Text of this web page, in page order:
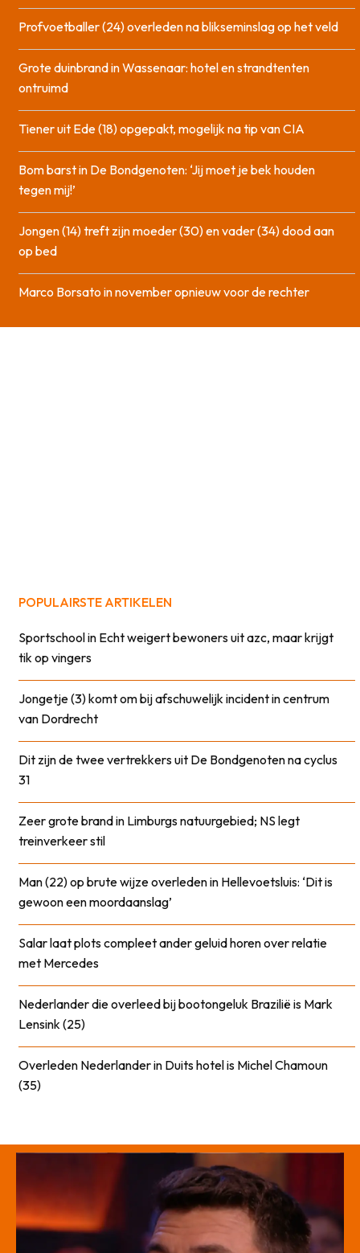
Profvoetballer (24) overleden na blikseminslag op het veld
Grote duinbrand in Wassenaar: hotel en strandtenten
ontruimd
Tiener uit Ede (18) opgepakt, mogelijk na tip van CIA
Bom barst in De Bondgenoten: ‘Jij moet je bek houden
tegen mij!’
Jongen (14) treft zijn moeder (30) en vader (34) dood aan
op bed
Marco Borsato in november opnieuw voor de rechter
POPULAIRSTE ARTIKELEN
Sportschool in Echt weigert bewoners uit azc, maar krijgt
tik op vingers
Jongetje (3) komt om bij afschuwelijk incident in centrum
van Dordrecht
Dit zijn de twee vertrekkers uit De Bondgenoten na cyclus
31
Zeer grote brand in Limburgs natuurgebied; NS legt
treinverkeer stil
Man (22) op brute wijze overleden in Hellevoetsluis: ‘Dit is
gewoon een moordaanslag’
Salar laat plots compleet ander geluid horen over relatie
met Mercedes
Nederlander die overleed bij bootongeluk Brazilië is Mark
Lensink (25)
Overleden Nederlander in Duits hotel is Michel Chamoun
(35)